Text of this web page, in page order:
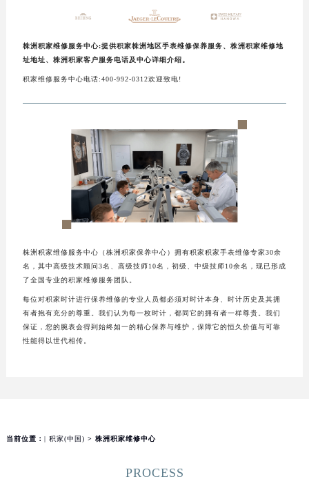
株洲积家维修服务中心:提供积家株洲地区手表维修保养服务、株洲积家维修地
址地址、株洲积家客户服务电话及中心详细介绍。
积家维修服务中心电话:400-992-0312欢迎致电!
株洲积家维修服务中心（株洲积家保养中心）拥有积家积家手表维修专家30余
名，其中高级技术顾问3名、高级技师10名，初级、中级技师10余名，现已形成
了全国专业的积家维修服务团队。
每位对积家时计进行保养维修的专业人员都必须对时计本身、时计历史及其拥
有者抱有充分的尊重。我们认为每一枚时计，都同它的拥有者一样尊贵。我们
保证，您的腕表会得到始终如一的精心保养与维护，保障它的恒久价值与可靠
性能得以世代相传。
当前位置： | 积家(中国) > 株洲积家维修中心
PROCESS